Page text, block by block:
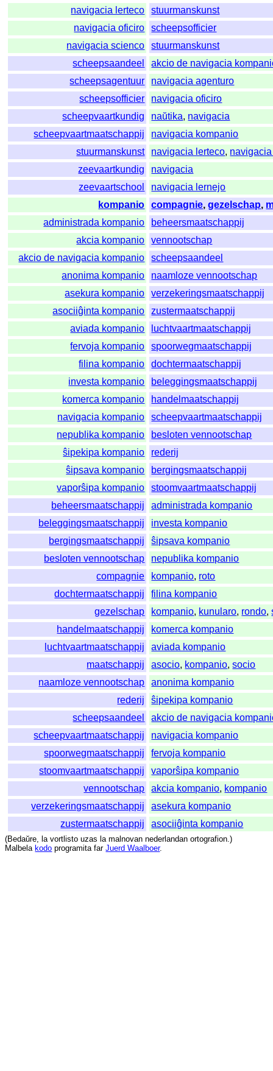
navigacia lerteco
stuurmanskunst
navigacia oficiro
scheepsofficier
navigacia scienco
stuurmanskunst
scheepsaandeel
akcio de navigacia
scheepsagentuur
navigacia agenturo
scheepsofficier
navigacia oficiro
scheepvaartkundig
naŭtika, navigacia
scheepvaartmaatschappij
navigacia kompanio
stuurmanskunst
navigacia lerteco,
zeevaartkundig
navigacia
zeevaartschool
navigacia lernejo
kompanio
compagnie,gezelschap,
administrada kompanio
beheersmaatschappij
akcia kompanio
vennootschap
akcio de navigacia kompanio
scheepsaandeel
anonima kompanio
naamloze vennootschap
asekura kompanio
verzekeringsmaatschappij
asociiĝinta kompanio
zustermaatschappij
aviada kompanio
luchtvaartmaatschappij
fervoja kompanio
spoorwegmaatschappij
filina kompanio
dochtermaatschappij
investa kompanio
beleggingsmaatschappij
komerca kompanio
handelmaatschappij
navigacia kompanio
scheepvaartmaatschappij
nepublika kompanio
besloten vennootschap
ŝipekipa kompanio
rederij
ŝipsava kompanio
bergingsmaatschappij
vaporŝipa kompanio
stoomvaartmaatschappij
beheersmaatschappij
administrada kompanio
beleggingsmaatschappij
investa kompanio
bergingsmaatschappij
ŝipsava kompanio
besloten vennootschap
nepublika kompanio
compagnie
kompanio, roto
dochtermaatschappij
filina kompanio
gezelschap
kompanio, kunularo, rondo,
handelmaatschappij
komerca kompanio
luchtvaartmaatschappij
aviada kompanio
maatschappij
asocio, kompanio,socio
naamloze vennootschap
anonima kompanio
rederij
ŝipekipa kompanio
scheepsaandeel
akcio de navigacia
scheepvaartmaatschappij
navigacia kompanio
spoorwegmaatschappij
fervoja kompanio
stoomvaartmaatschappij
vaporŝipa kompanio
vennootschap
akcia kompanio, kompanio
verzekeringsmaatschappij
asekura kompanio
zustermaatschappij
asociiĝinta kompanio
(Bedaŭre, la vortlisto uzas la malnovan nederlandan ortografion.)
Malbela kodo programita far Juerd Waalboer.